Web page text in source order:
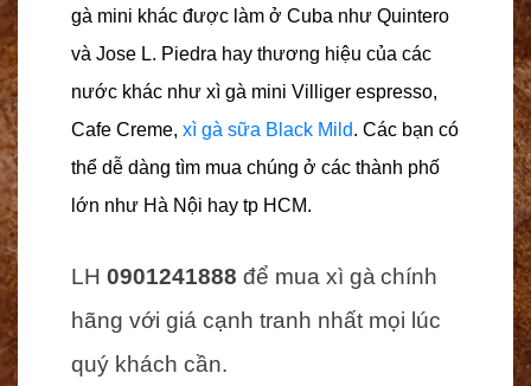
gà mini khác được làm ở Cuba như Quintero
và Jose L. Piedra hay thương hiệu của các
nước khác như xì gà mini Villiger espresso,
Cafe Creme, xì gà sữa Black Mild. Các bạn có
thể dễ dàng tìm mua chúng ở các thành phố
lớn như Hà Nội hay tp HCM.
LH 0901241888 để mua xì gàchính
hãng với giá cạnh tranh nhất mọi lúc
quý khách cần.